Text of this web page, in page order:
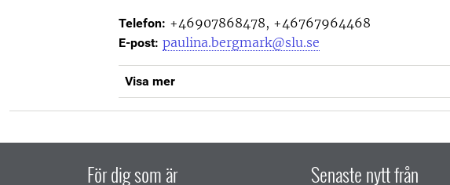
Telefon: +46907868478, +46767964468
E-post: paulina.bergmark@slu.se
Visa mer
För dig som är Senaste nytt från